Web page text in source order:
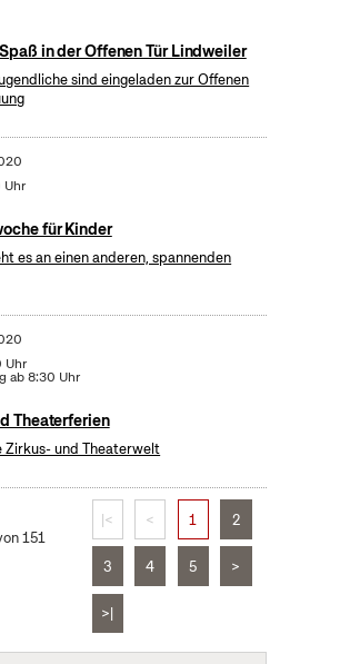
in der Offenen Tür Lindweiler
sind eingeladen zur Offenen
Uhr
für Kinder
es an einen anderen, spannenden
Uhr
ab 8:30 Uhr
Theaterferien
Zirkus- und Theaterwelt
151
|< < 1 2
3 4 5 >
>|